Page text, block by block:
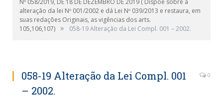
Nº 058/2019, DE 18 DE DEZEMBRO DE 2019 ( Dispõe sobre a
alteração da lei Nº 001/2002 e dá Lei Nº 039/2013 e restaura, em
suas redações Originais, as vigências dos arts.
105,106,107) » 058-19 Alteração da Lei Compl. 001 – 2002.
058-19 Alteração da Lei Compl. 001
– 2002.
0